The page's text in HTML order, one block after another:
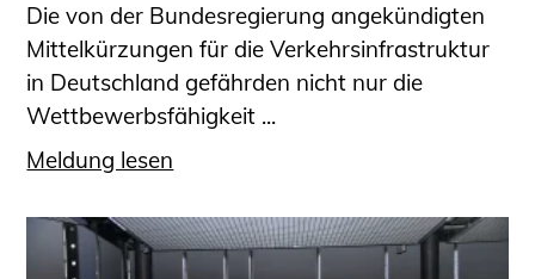
Die von der Bundesregierung angekündigten
Mittelkürzungen für die Verkehrsinfrastruktur
in Deutschland gefährden nicht nur die
Wettbewerbsfähigkeit ...
Meldung lesen